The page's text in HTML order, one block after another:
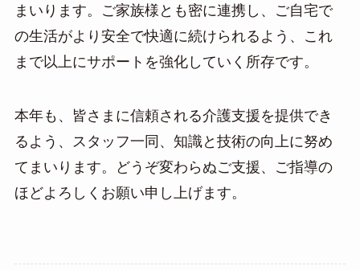
まいります。ご家族様とも密に連携し、ご自宅で
の生活がより安全で快適に続けられるよう、これ
まで以上にサポートを強化していく所存です。
本年も、皆さまに信頼される介護支援を提供でき
るよう、スタッフ一同、知識と技術の向上に努め
てまいります。どうぞ変わらぬご支援、ご指導の
ほどよろしくお願い申し上げます。